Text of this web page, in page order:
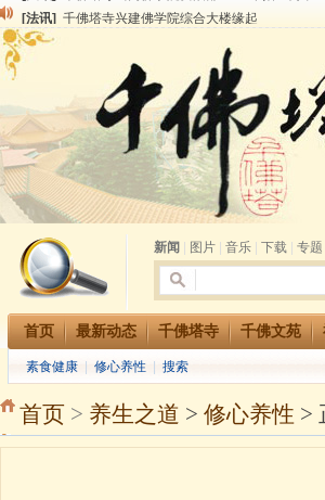
[法讯] 千佛塔寺兴建佛学院综合大楼缘起
[法讯]
千佛塔寺阅藏堂周末阅藏报名通知
清明节祭祖报恩地藏法会
[法讯]
本寺方丈上明下慧尼和尚开讲《六祖坛经》
[法讯] 2015-3-26师父于法堂对大众的开示
[法讯]
广东千佛塔寺云门佛学院女众部 2016年招生
[法讯]
恭请海涛法师莅临千佛塔寺弘法
[法讯]
2014年七月大法会 祈福息灾地藏七 冥阳两利
[法讯] 千佛塔寺云门佛学院女众部2014年招生简章
新闻
图片 音乐 下载 专题
首页 最新动态 千佛塔寺 千佛文苑
素食健康 修心养性 搜索
首页 > 养生之道 > 修心养性 >